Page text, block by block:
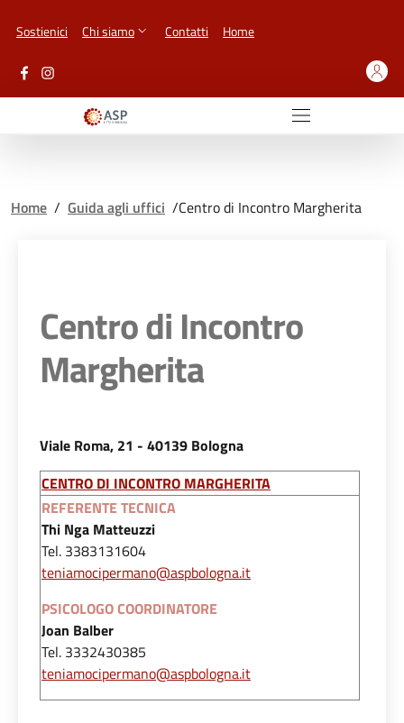
Sostienici Chi siamo Contatti Home
Home / Guida agli uffici /Centro di Incontro Margherita
Centro di Incontro
Margherita
Viale Roma, 21 - 40139 Bologna
CENTRO DI INCONTRO MARGHERITA
REFERENTE TECNICA
Thi Nga Matteuzzi
Tel. 3383131604
teniamocipermano@aspbologna.it
PSICOLOGO COORDINATORE
Joan Balber
Tel. 3332430385
teniamocipermano@aspbologna.it